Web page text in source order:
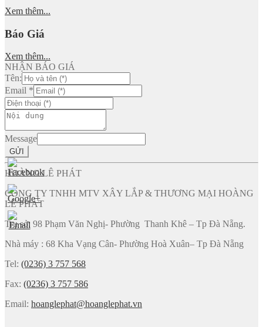
Xem thêm...
Báo Giá
Xem thêm...
NHẬN BÁO GIÁ
Tên:
Email *
Message
GỬI
HOÀNG LÊ PHÁT
CÔNG TY TNHH MTV XÂY LẮP & THƯƠNG MẠI HOÀNG
LÊ PHÁT
Trụ sở: 98 Phạm Văn Nghị- Phường Thanh Khê – Tp Đà Nẵng.
Nhà máy : 68 Kha Vạng Cân- Phường Hoà Xuân– Tp Đà Nẵng
Tel: (0236) 3 757 568
Fax: (0236) 3 757 586
Email: hoanglephat@hoanglephat.vn